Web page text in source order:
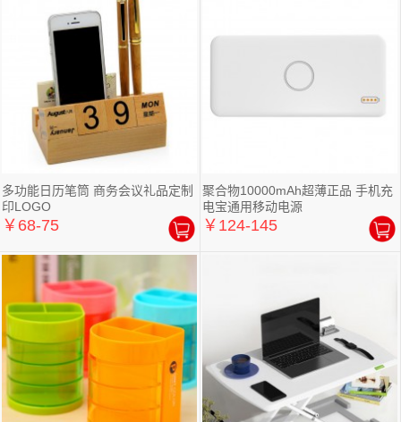
多功能日历笔筒 商务会议礼品定制
印LOGO
￥68-75
聚合物10000mAh超薄正品 手机充
电宝通用移动电源
￥124-145